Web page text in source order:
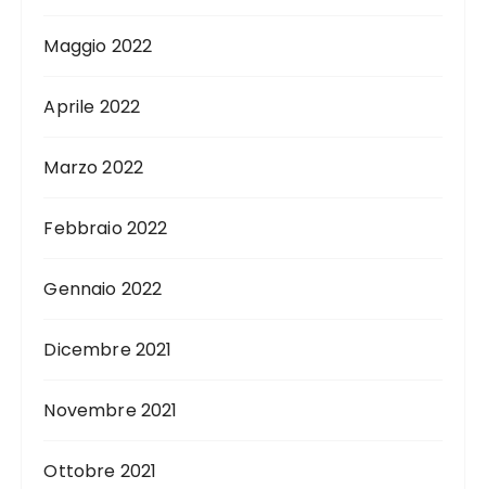
Maggio 2022
Aprile 2022
Marzo 2022
Febbraio 2022
Gennaio 2022
Dicembre 2021
Novembre 2021
Ottobre 2021